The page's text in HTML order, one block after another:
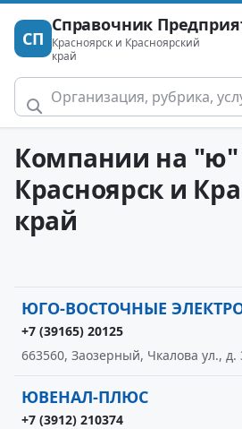
СП
Справочник
Красноярск и Красноярский
край
Компании на "ю"
Красноярск и
край
ЮГО-ВОСТОЧНЫЕ
+7 (39165) 20125
663560, Заозерный, Чкалова ул., д.
ЮВЕНАЛ-ПЛЮС
+7 (3912) 210374